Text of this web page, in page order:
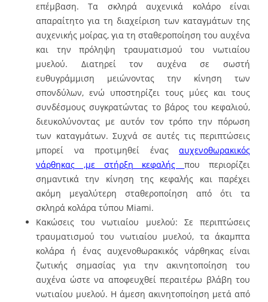
επέμβαση.Τα σκληρά αυχενικά κολάρο είναι
απαραίτητο για τη διαχείριση των καταγμάτων της
αυχενικής μοίρας, για τη σταθεροποίηση του αυχένα
και την πρόληψη τραυματισμού του νωτιαίου
μυελού. Διατηρεί τον αυχένα σε σωστή
ευθυγράμμιση μειώνοντας την κίνηση των
σπονδύλων, ενώ υποστηρίζει τους μύες και τους
συνδέσμους συγκρατώντας το βάρος του κεφαλιού,
διευκολύνοντας με αυτόν τον τρόπο την πόρωση
των καταγμάτων. Συχνά σε αυτές τις περιπτώσεις
μπορεί να προτιμηθεί ένας αυχενοθωρακικός
νάρθηκας ,με στήρξη κεφαλήςπου περιορίζει
σημαντικά την κίνηση της κεφαλής και παρέχει
ακόμη μεγαλύτερη σταθεροποίηση από ότι τα
σκληρά κολάρα τύπου Miami.
Κακώσεις του νωτιαίου μυελού: Σε περιπτώσεις
τραυματισμού του νωτιαίου μυελού, τα άκαμπτα
κολάρα ή ένας αυχενοθωρακικός νάρθηκας είναι
ζωτικής σημασίας για την ακινητοποίηση του
αυχένα ώστε να αποφευχθεί περαιτέρω βλάβη του
νωτιαίου μυελού. H άμεση ακινητοποίηση μετά από